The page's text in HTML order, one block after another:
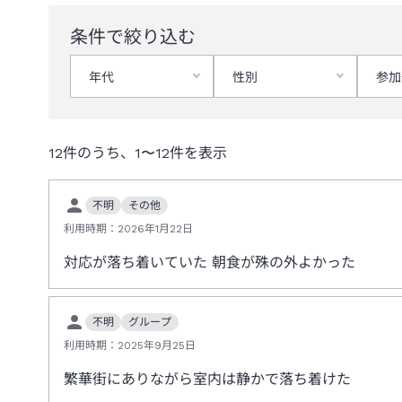
条件で絞り込む
年代 性別 参
12件のうち、 1〜12件を表示
不明
その他
利用時期： 2026年1月22日
対応が落ち着いていた 朝食が殊の外よかった
不明
グループ
利用時期： 2025年9月25日
繁華街にありながら室内は静かで落ち着けた